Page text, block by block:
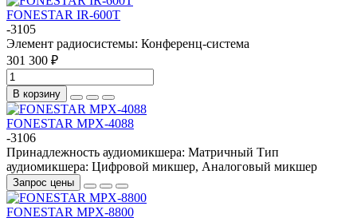
FONESTAR IR-600T
-3105
Элемент радиосистемы: Конференц-система
301 300 ₽
В корзину
FONESTAR MPX-4088
-3106
Принадлежность аудиомикшера: Матричный Тип
аудиомикшера: Цифровой микшер, Аналоговый микшер
Запрос цены
FONESTAR MPX-8800